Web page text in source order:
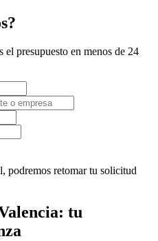
el presupuesto en menos de 24
podremos retomar tu solicitud
: tu